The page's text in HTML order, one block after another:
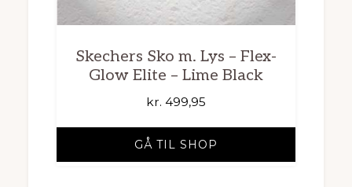
Skechers Sko m. Lys – Flex-
Glow Elite – Lime Black
kr. 499,95
GÅ TIL SHOP